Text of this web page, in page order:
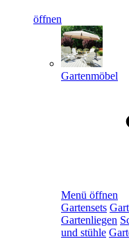
öffnen
Gartenmöbel
Menü öffnen
Gartensets
Gartenliegen
und stühle